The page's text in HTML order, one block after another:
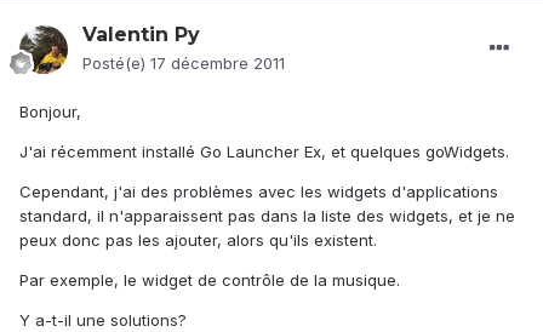
Valentin Py
Posté(e) 17 décembre 2011
Bonjour,
J'ai récemment installé Go Launcher Ex, et quelques goWidgets.
Cependant, j'ai des problèmes avec les widgets d'applications
standard, il n'apparaissent pas dans la liste des widgets, et je ne
peux donc pas les ajouter, alors qu'ils existent.
Par exemple, le widget de contrôle de la musique.
Y a-t-il une solutions?